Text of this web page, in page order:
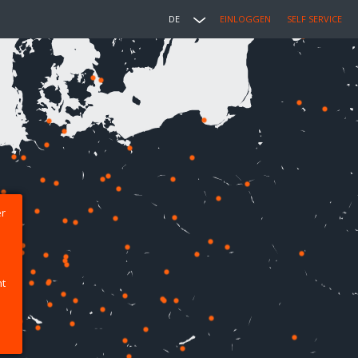
DE EINLOGGEN SELF SERVICE